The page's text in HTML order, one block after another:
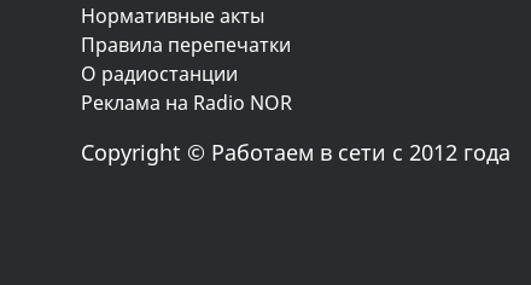
Нормативные акты
Правила перепечатки
О радиостанции
Реклама на Radio NOR
Copyright © Работаем в сети с 2012 года